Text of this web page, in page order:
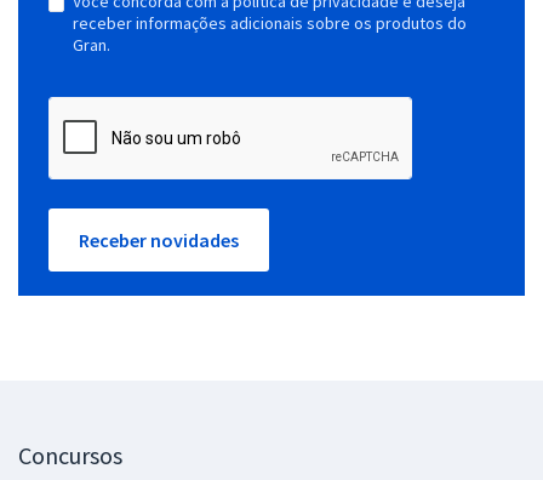
receber informações adicionais sobre os produtos do
Gran.
Receber novidades
Concursos